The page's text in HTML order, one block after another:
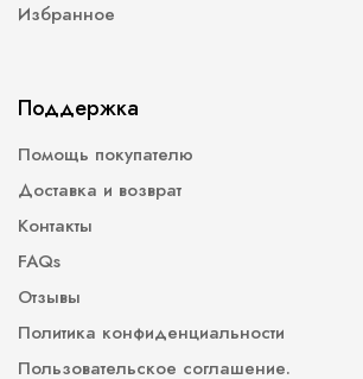
Избранное
Поддержка
Помощь покупателю
Доставка и возврат
Контакты
FAQs
Отзывы
Политика конфиденциальности
Пользовательское соглашение.